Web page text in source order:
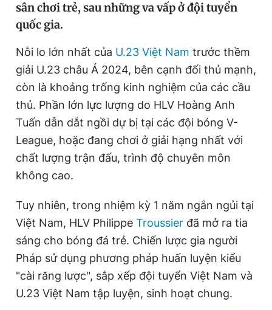
Sản phẩm khác
Tiện ích Bạn cần biết
Thông tin tòa soạn Liên hệ quảng cáo
Đọc Thanh Niên trên điện thoại
Theo dõi báo trên
Hotline Liên hệ quảng cáo
sân chơi trẻ, sau những va vấp ở đội tuyển
quốc gia.
Nỗi lo lớn nhất của U.23 Việt Nam trước thềm
giải U.23 châu Á 2024, bên cạnh đối thủ mạnh,
còn là khoảng trống kinh nghiệm của các cầu
thủ. Phần lớn lực lượng do HLV Hoàng Anh
Tuấn dẫn dắt ngồi dự bị tại các đội bóng V-
League, hoặc đang chơi ở giải hạng nhất với
chất lượng trận đấu, trình độ chuyên môn
không cao.
Tuy nhiên, trong nhiệm kỳ 1 năm ngắn ngủi tại
Việt Nam, HLV Philippe Troussier đã mở ra tia
sáng cho bóng đá trẻ. Chiến lược gia người
Pháp sử dụng phương pháp huấn luyện kiểu
"cài răng lược", sắp xếp đội tuyển Việt Nam và
U.23 Việt Nam tập luyện, sinh hoạt chung.